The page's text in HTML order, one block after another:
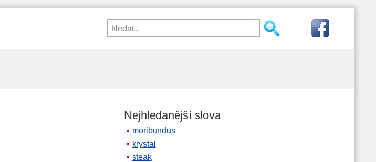
Nejhledanější slova
moribundus
krystal
steak